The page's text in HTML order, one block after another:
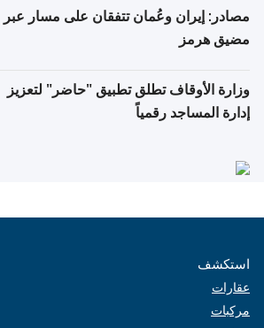
مصادر: إيران وعُمان تتفقان على مسار عبر
مضيق هرمز
وزارة الأوقاف تطلق تطبيق "حاضر" لتعزيز
إدارة المساجد رقمياً
استكشف
عقارات
مركبات